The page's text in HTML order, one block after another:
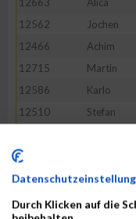
12562
Jochen
12466
Achim
12715
Martin
12586
Karlo
12510
Stefan
12626
12488
Norbert
12795
Ralf
Durch Klicken auf die